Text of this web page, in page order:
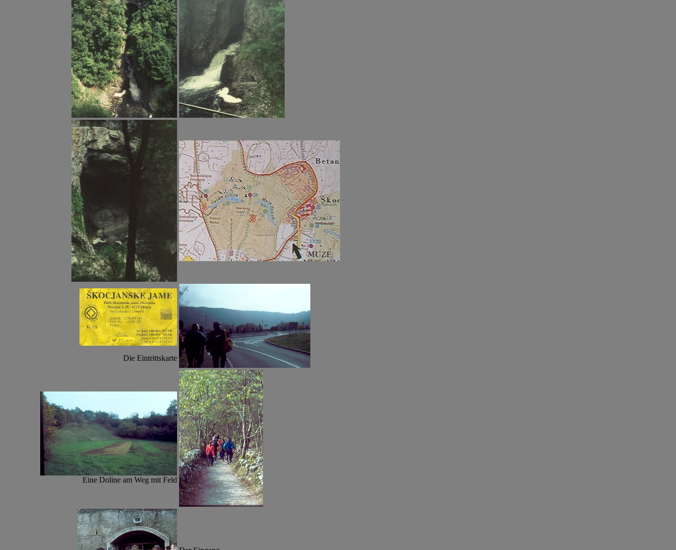
Die Eintrittskarte
Eine Doline am Weg mit Feld